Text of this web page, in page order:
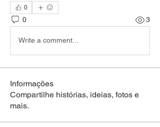
0
0 3
Write a comment...
Informações
Compartilhe histórias, ideias, fotos e
mais.